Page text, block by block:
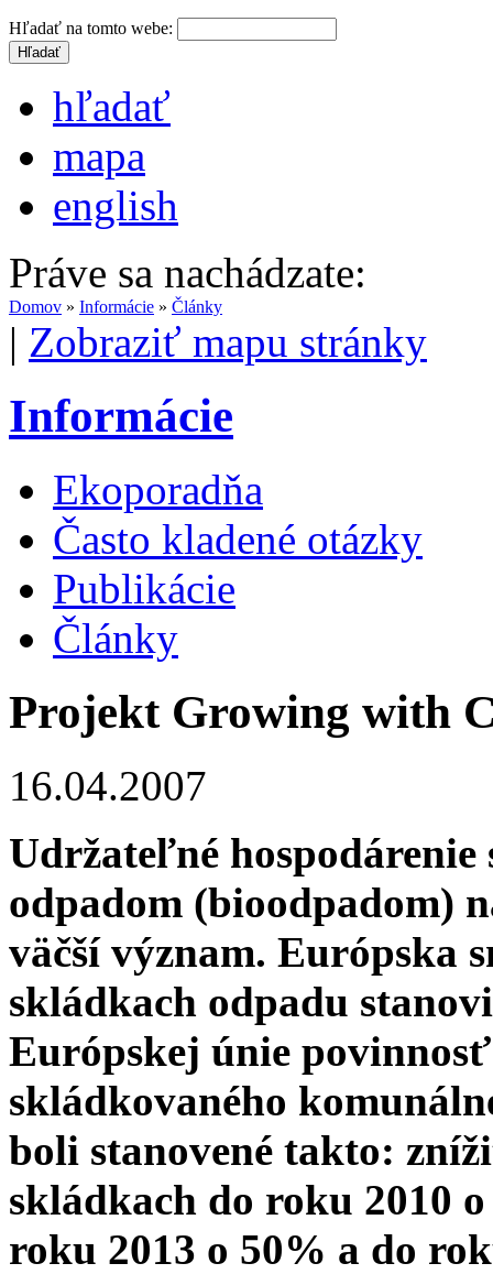
Hľadať na tomto webe:
hľadať
mapa
english
Práve sa nachádzate:
Domov » Informácie » Články
| Zobraziť mapu stránky
Informácie
Ekoporadňa
Často kladené otázky
Publikácie
Články
Projekt Growing with
16.04.2007
Udržateľné
odpadom (bioodpadom)
väčší význam. Európska
skládkach odpadu
Európskej únie
skládkovaného
boli stanovené takto:
skládkach do roku 2010
roku 2013 o 50% a do